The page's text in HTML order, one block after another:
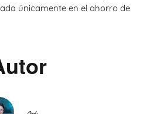
únicamente en el ahorro de